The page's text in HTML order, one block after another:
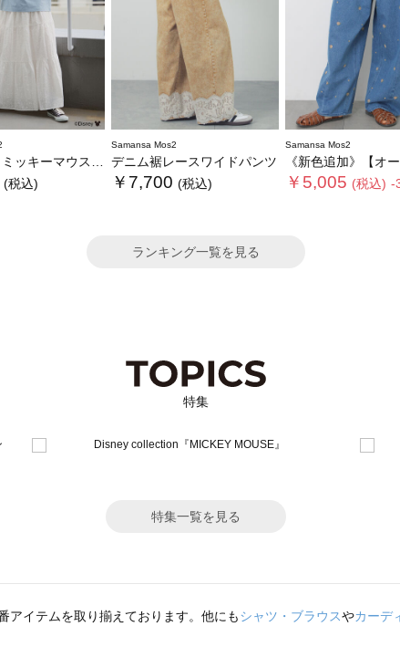
ーマウス/総刺繍スカート
(税込)
Samansa Mos2
デニム裾レースワイドパンツ
￥7,700 (税込)
Samansa Mos2
《新色追加》【オーガニックコットン】デ
￥5,005 (税込) -
ランキング一覧を見る
特集
特集一覧を見る
アイテムを取り揃えております。他にもシャツ・ブラウスやカーデ